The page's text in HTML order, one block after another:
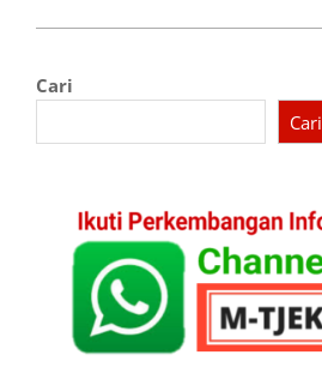
Cari
Cari